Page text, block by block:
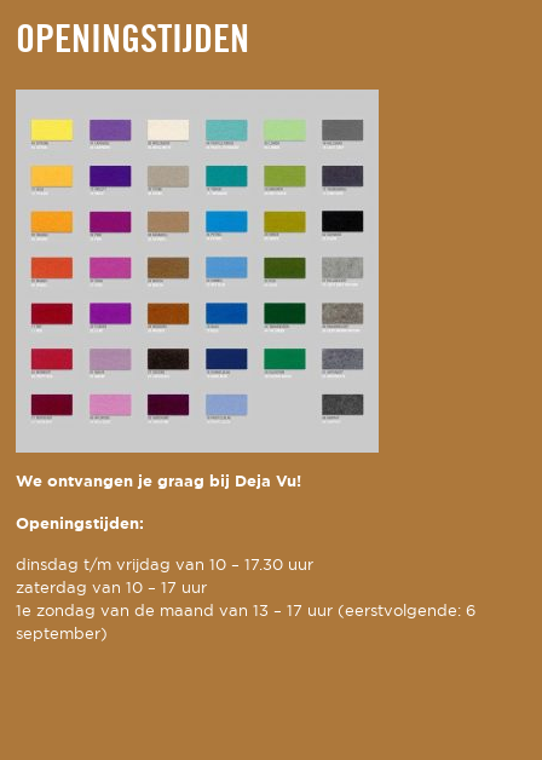
OPENINGSTIJDEN
We ontvangen je graag bij Deja Vu!
Openingstijden:
dinsdag t/m vrijdag van 10 – 17.30 uur
zaterdag van 10 – 17 uur
1e zondag van de maand van 13 – 17 uur (eerstvolgende: 6
september)